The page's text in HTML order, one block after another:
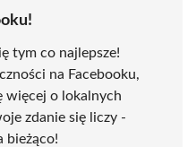
tym co najlepsze!
na Facebooku,
więcej o lokalnych
zdanie się liczy -
bieżąco!